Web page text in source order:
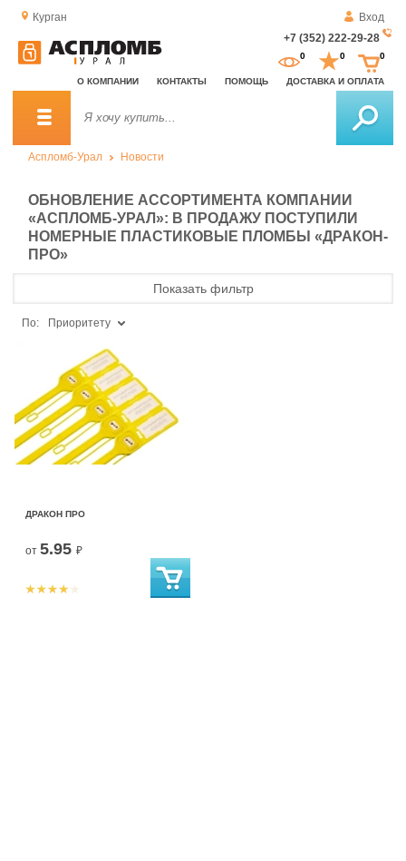
Курган
Вход
+7 (352) 222-29-28
О КОМПАНИИ КОНТАКТЫ ПОМОЩЬ ДОСТАВКА И ОПЛАТА
0 0 0
Аспломб-Урал Новости
ОБНОВЛЕНИЕ АССОРТИМЕНТА КОМПАНИИ
«АСПЛОМБ-УРАЛ»: В ПРОДАЖУ ПОСТУПИЛИ
НОМЕРНЫЕ ПЛАСТИКОВЫЕ ПЛОМБЫ «ДРАКОН-
ПРО»
Показать фильтр
По: Приоритету
ДРАКОН ПРО
от 5.95 ₽